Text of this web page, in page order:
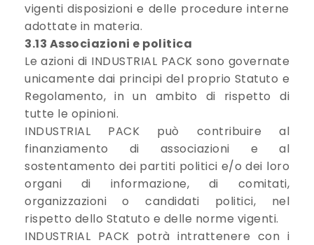
vigenti disposizioni e delle procedure interne
adottate in materia.
3.13 Associazioni e politica
Le azioni di INDUSTRIAL PACK sono governate
unicamente dai principi del proprio Statuto e
Regolamento, in un ambito di rispetto di
tutte le opinioni.
INDUSTRIAL PACK può contribuire al
finanziamento di associazioni e al
sostentamento dei partiti politici e/o dei loro
organi di informazione, di comitati,
organizzazioni o candidati politici, nel
rispetto dello Statuto e delle norme vigenti.
INDUSTRIAL PACK potrà intrattenere con i